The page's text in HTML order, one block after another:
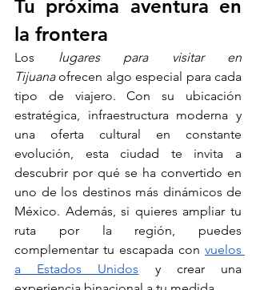
Tu próxima aventura en
la frontera
Los lugares para visitar en
Tijuana ofrecen algo especial para cada
tipo de viajero. Con su ubicación
estratégica, infraestructura moderna y
una oferta cultural en constante
evolución, esta ciudad te invita a
descubrir por qué se ha convertido en
uno de los destinos más dinámicos de
México. Además, si quieres ampliar tu
ruta por la región, puedes
complementar tu escapada con vuelos
a Estados Unidos y crear una